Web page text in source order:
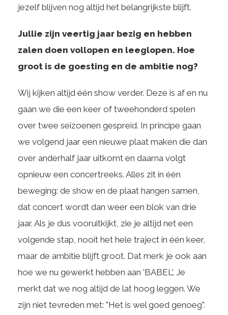
jezelf blijven nog altijd het belangrijkste blijft.
Jullie zijn veertig jaar bezig en hebben
zalen doen vollopen en leeglopen. Hoe
groot is de goesting en de ambitie nog?
Wij kijken altijd één show verder. Deze is af en nu
gaan we die een keer of tweehonderd spelen
over twee seizoenen gespreid. In principe gaan
we volgend jaar een nieuwe plaat maken die dan
over anderhalf jaar uitkomt en daarna volgt
opnieuw een concertreeks. Alles zit in één
beweging: de show en de plaat hangen samen,
dat concert wordt dan weer een blok van drie
jaar. Als je dus vooruitkijkt, zie je altijd net een
volgende stap, nooit het hele traject in één keer,
maar de ambitie blijft groot. Dat merk je ook aan
hoe we nu gewerkt hebben aan 'BABEL'. Je
merkt dat we nog altijd de lat hoog leggen. We
zijn niet tevreden met: "Het is wel goed genoeg".